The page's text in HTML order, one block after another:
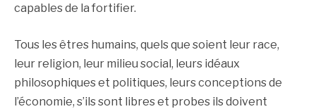
capables de la fortifier.
Tous les êtres humains, quels que soient leur race,
leur religion, leur milieu social, leurs idéaux
philosophiques et politiques, leurs conceptions de
l’économie, s’ils sont libres et probes ils doivent